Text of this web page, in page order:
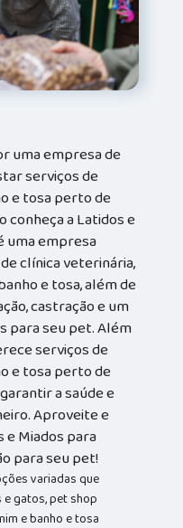
uma empresa de
serviços de
e tosa perto de
conheça a Latidos e
uma empresa
clínica veterinária,
e tosa, além de
castração e um
para seu pet. Além
serviços de
e tosa perto de
a saúde e
Aproveite e
e Miados para
para seu pet!
variadas que
gatos, pet shop
e banho e tosa